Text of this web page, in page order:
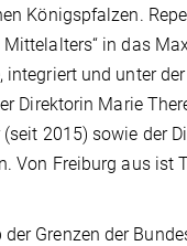
Königspfalzen.
in das
und unter
Direktorin Marie
2015) sowie der
Von Freiburg aus ist
Grenzen der